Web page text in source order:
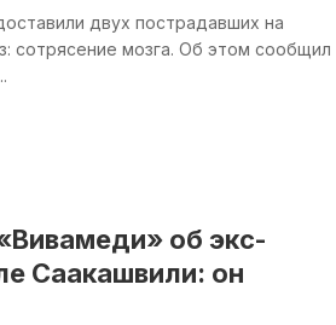
двух пострадавших на
сотрясение мозга. Об этом сообщил
об экс-
Саакашвили: он